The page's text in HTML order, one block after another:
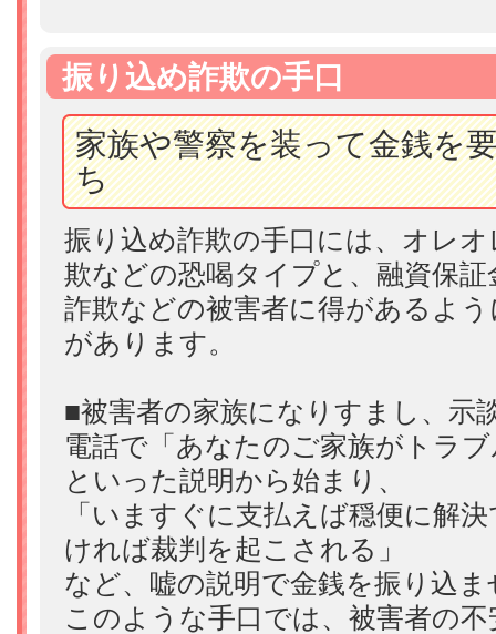
振り込め詐欺の手口
家族や警察を装って金銭を
ち
振り込め詐欺の手口には、オレ
欺などの恐喝タイプと、融資保
詐欺などの被害者に得があるよ
があります。
■被害者の家族になりすまし、示
電話で「あなたのご家族がトラ
といった説明から始まり、
「いますぐに支払えば穏便に解
ければ裁判を起こされる」
など、嘘の説明で金銭を振り込
このような手口では、被害者の